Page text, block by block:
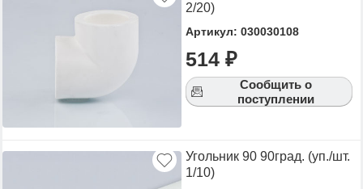
2/20)
Артикул: 030030108
514 ₽
Сообщить о
поступлении
Угольник 90 90град. (уп./шт.
1/10)